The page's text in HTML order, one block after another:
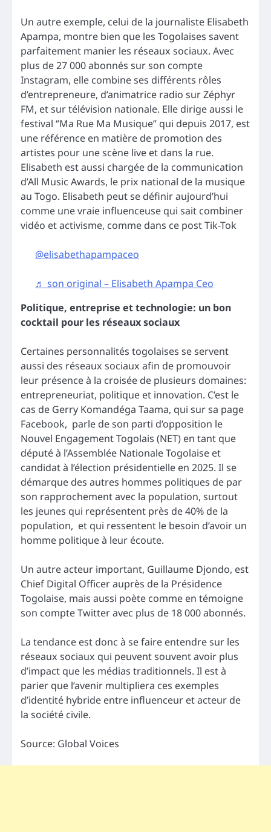
Un autre exemple, celui de la journaliste Elisabeth
Apampa, montre bien que les Togolaises savent
parfaitement manier les réseaux sociaux. Avec
plus de 27 000 abonnés sur son compte
Instagram, elle combine ses différents rôles
d’entrepreneure, d’animatrice radio sur Zéphyr
FM, et sur télévision nationale. Elle dirige aussi le
festival ‘’Ma Rue Ma Musique’’ qui depuis 2017, est
une référence en matière de promotion des
artistes pour une scène live et dans la rue.
Elisabeth est aussi chargée de la communication
d’All Music Awards, le prix national de la musique
au Togo. Elisabeth peut se définir aujourd’hui
comme une vraie influenceuse qui sait combiner
vidéo et activisme, comme dans ce post Tik-Tok
@elisabethapampaceo
♬ son original – Elisabeth Apampa Ceo
Politique, entreprise et technologie: un bon
cocktail pour les réseaux sociaux
Certaines personnalités togolaises se servent
aussi des réseaux sociaux afin de promouvoir
leur présence à la croisée de plusieurs domaines:
entrepreneuriat, politique et innovation. C’est le
cas de Gerry Komandéga Taama, qui sur sa page
Facebook, parle de son parti d’opposition le
Nouvel Engagement Togolais (NET) en tant que
député à l’Assemblée Nationale Togolaise et
candidat à l’élection présidentielle en 2025. Il se
démarque des autres hommes politiques de par
son rapprochement avec la population, surtout
les jeunes qui représentent près de 40% de la
population, et qui ressentent le besoin d’avoir un
homme politique à leur écoute.
Un autre acteur important, Guillaume Djondo, est
Chief Digital Officer auprès de la Présidence
Togolaise, mais aussi poète comme en témoigne
son compte Twitter avec plus de 18 000 abonnés.
La tendance est donc à se faire entendre sur les
réseaux sociaux qui peuvent souvent avoir plus
d’impact que les médias traditionnels. Il est à
parier que l’avenir multipliera ces exemples
d’identité hybride entre influenceur et acteur de
la société civile.
Source: Global Voices